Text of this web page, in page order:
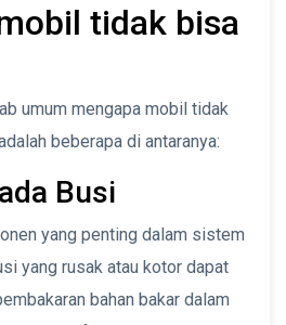
tidak bisa
umum mengapa mobil tidak
beberapa di antaranya:
Busi
yang penting dalam sistem
yang rusak atau kotor dapat
bahan bakar dalam